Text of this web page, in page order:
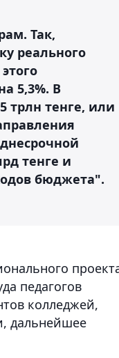
Так,
реального
5,3%. В
трлн тенге, или
тенге и
бюджета".
педагогов
колледжей,
дальнейшее